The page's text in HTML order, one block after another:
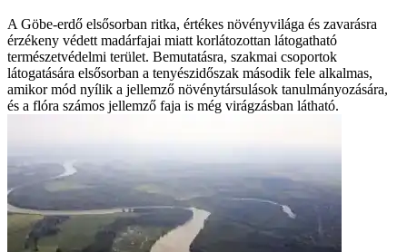
A Göbe-erdő elsősorban ritka, értékes növényvilága és zavarásra
érzékeny védett madárfajai miatt korlátozottan látogatható
természetvédelmi terület. Bemutatásra, szakmai csoportok
látogatására elsősorban a tenyészidőszak második fele alkalmas,
amikor mód nyílik a jellemző növénytársulások tanulmányozására,
és a flóra számos jellemző faja is még virágzásban látható.